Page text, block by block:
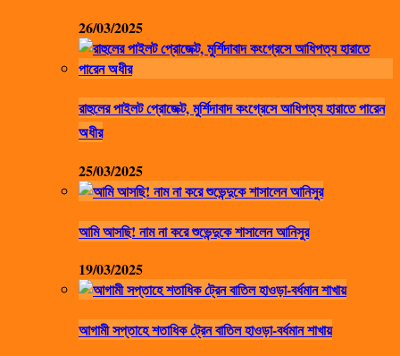
26/03/2025
রাহুলের পাইলট প্রোজেক্ট, মুর্শিদাবাদ কংগ্রেসে আধিপত্য হারাতে পারেন
অধীর
25/03/2025
আমি আসছি! নাম না করে শুভেন্দুকে শাসালেন আনিসুর
19/03/2025
আগামী সপ্তাহে শতাধিক ট্রেন বাতিল হাওড়া-বর্ধমান শাখায়